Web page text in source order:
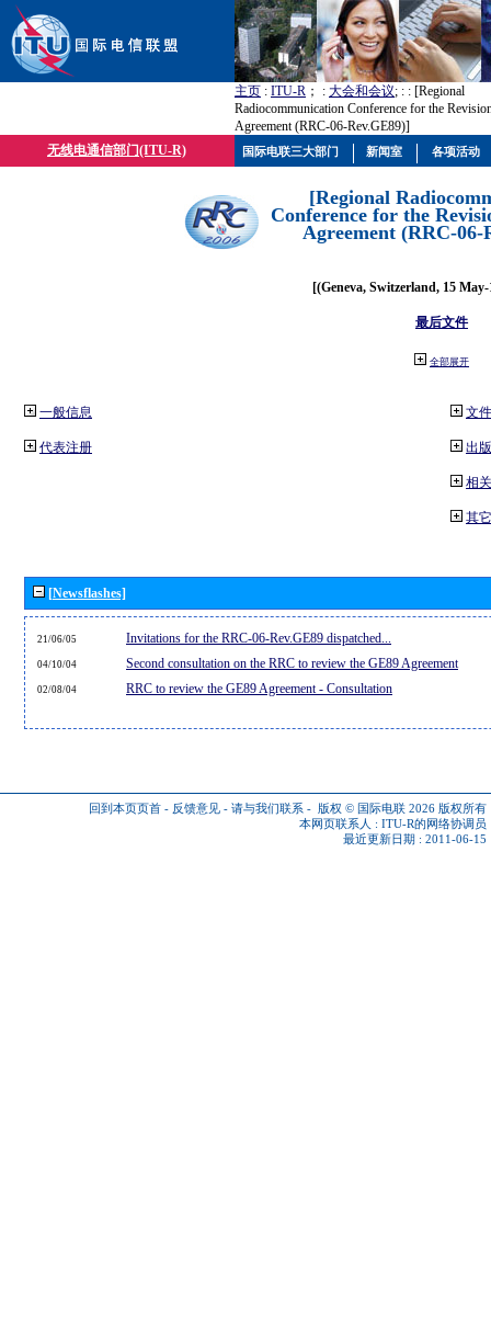
主页 : ITU-R ； : 大会和会议; : : [Regional
Radiocommunication Conference for the
Agreement (RRC-06-Rev.GE89)]
无线电通信部门(ITU-R)
[Regional
Conference for the
Agreement (RRC-06-
[(Geneva, Switzerland, 15
最后文件
全部展开
一般信息
代表注册
文件
出
相
其
[Newsflashes]
21/06/05 Invitations for the RRC-06-Rev.GE89 dispatched...
04/10/04 Second consultation on the RRC to review the GE89 Agreement
02/08/04 RRC to review the GE89 Agreement - Consultation
回到本页页首 - 反馈意见 - 请与我们联系 - 版权 © 国际电联 2026 版权所有
本网页联系人 : ITU-R的网络协调员
最近更新日期 : 2011-06-15
国际电联三大部门 新闻室 各项活动